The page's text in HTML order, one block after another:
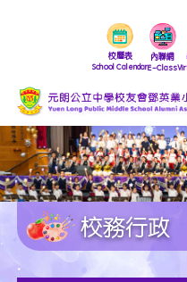
校曆表
School Calendar
內聯網
E-Class
校務行政